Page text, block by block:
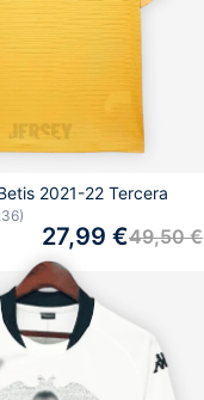
2021-22 Tercera
49,50€
27,99 €